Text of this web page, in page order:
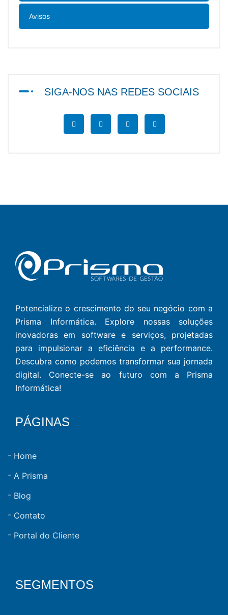
Avisos
SIGA-NOS NAS REDES SOCIAIS
Potencialize o crescimento do seu negócio com a
Prisma Informática. Explore nossas soluções
inovadoras em software e serviços, projetadas
para impulsionar a eficiência e a performance.
Descubra como podemos transformar sua jornada
digital. Conecte-se ao futuro com a Prisma
Informática!
PÁGINAS
Home
A Prisma
Blog
Contato
Portal do Cliente
SEGMENTOS